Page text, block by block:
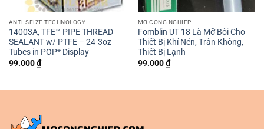
ANTI-SEIZE TECHNOLOGY
14003A, TFE™ PIPE THREAD
SEALANT w/ PTFE – 24-3oz
Tubes in POP* Display
99.000₫
MỠ CÔNG NGHIỆP
Fomblin UT 18 Là Mỡ Bôi Cho
Thiết Bị Khí Nén, Trân Không,
Thiết Bị Lạnh
99.000₫